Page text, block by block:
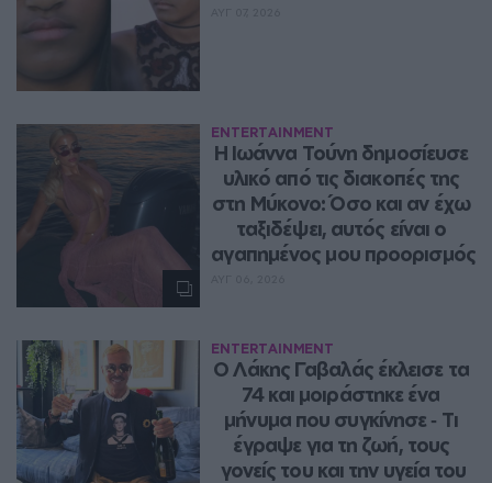
ENTERTAINMENT
Η Ιωάννα Τούνη δημοσίευσε
υλικό από τις διακοπές της
στη Μύκονο: Όσο και αν έχω
ταξιδέψει, αυτός είναι ο
αγαπημένος μου προορισμός
ENTERTAINMENT
Ο Λάκης Γαβαλάς έκλεισε τα
74 και μοιράστηκε ένα
μήνυμα που συγκίνησε ‑ Τι
έγραψε για τη ζωή, τους
γονείς του και την υγεία του